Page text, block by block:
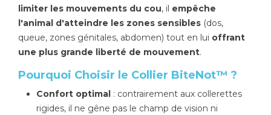
limiter les mouvements du cou, il empêche
l'animal d'atteindre les zones sensibles (dos,
queue, zones génitales, abdomen) tout en lui offrant
une plus grande liberté de mouvement.
Pourquoi Choisir le Collier BiteNot™ ?
Confort optimal : contrairement aux collerettes
rigides, il ne gêne pas le champ de vision ni